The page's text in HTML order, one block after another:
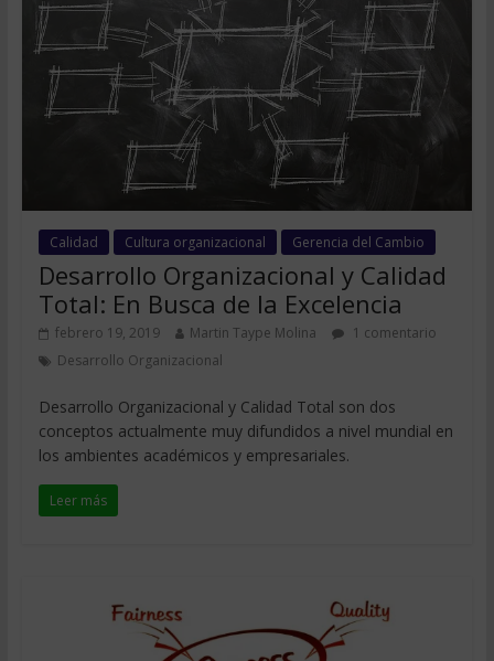
Calidad Cultura organizacional Gerencia del Cambio
Desarrollo Organizacional y Calidad
Total: En Busca de la Excelencia
febrero 19, 2019 Martin Taype Molina
1 comentario
Desarrollo Organizacional
Desarrollo Organizacional y Calidad Total son dos
conceptos actualmente muy difundidos a nivel mundial en
los ambientes académicos y empresariales.
Leer más